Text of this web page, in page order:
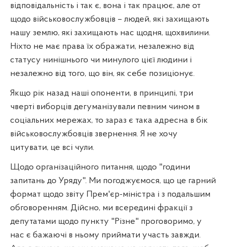
відповідальність і так є, вона і так працює, але от
щодо військовослужбовців – людей, які захищають
нашу землю, які захищають нас щодня, щохвилини.
Ніхто не має права їх ображати, незалежно від
статусу нинішнього чи минулого цієї людини і
незалежно від того, що він, як себе позиціонує.
Якщо рік назад наші опоненти, в принципі, три
чверті виборців дегуманізували певним чином в
соціальних мережах, то зараз є така адресна в бік
військовослужбовців звернення. Я не хочу
цитувати, це всі чули.
Щодо організаційного питання, щодо "години
запитань до Уряду". Ми погоджуємося, що це гарний
формат щодо звіту Прем'єр-міністра і з подальшим
обговоренням. Дійсно, ми всередині фракції з
депутатами щодо пункту "Різне" проговоримо, у
нас є бажаючі в ньому приймати участь завжди.